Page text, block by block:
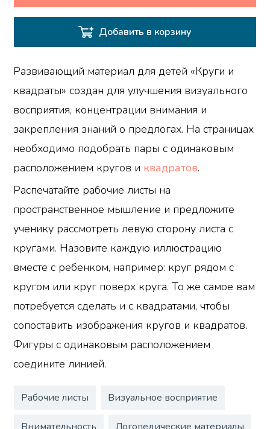
Добавить в корзину
Развивающий материал для детей «Круги и
квадраты» создан для улучшения визуального
восприятия, концентрации внимания и
закрепления знаний о предлогах. На страницах
необходимо подобрать пары с одинаковым
расположением кругов и квадратов.
Распечатайте рабочие листы на
пространственное мышление и предложите
ученику рассмотреть левую сторону листа с
кругами. Назовите каждую иллюстрацию
вместе с ребенком, например: круг рядом с
кругом или круг поверх круга. То же самое вам
потребуется сделать и с квадратами, чтобы
сопоставить изображения кругов и квадратов.
Фигуры с одинаковым расположением
соедините линией.
Рабочие листы Визуальное восприятие